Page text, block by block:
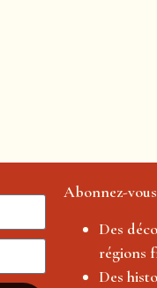
Abonnez-
Des
régions
Des